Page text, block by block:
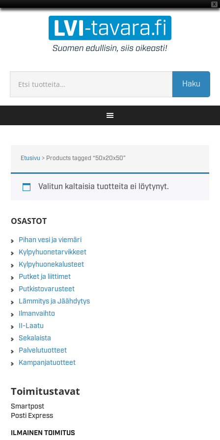
X
Haku
Etusivu > Products tagged “50x20x50”
Valitun kaltaisia tuotteita ei löytynyt.
OSASTOT
Pihan vesi ja viemäri
Kylpyhuonetarvikkeet
Kylpyhuonekalusteet
Putket ja liittimet
Putkistovarusteet
Lämmitys ja Jäähdytys
Ilmanvaihto
II-Laatu
Sekalaista
Palvelutuotteet
Kampanjatuotteet
Toimitustavat
Smartpost
Posti Express
ILMAINEN TOIMITUS